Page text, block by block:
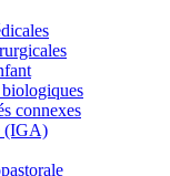
biologiques
connexes
(IGA)